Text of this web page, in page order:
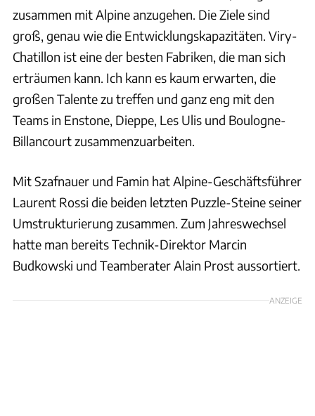
zusammen mit Alpine anzugehen. Die Ziele sind
groß, genau wie die Entwicklungskapazitäten. Viry-
Chatillon ist eine der besten Fabriken, die man sich
erträumen kann. Ich kann es kaum erwarten, die
großen Talente zu treffen und ganz eng mit den
Teams in Enstone, Dieppe, Les Ulis und Boulogne-
Billancourt zusammenzuarbeiten.
Mit Szafnauer und Famin hat Alpine-Geschäftsführer
Laurent Rossi die beiden letzten Puzzle-Steine seiner
Umstrukturierung zusammen. Zum Jahreswechsel
hatte man bereits Technik-Direktor Marcin
Budkowski und Teamberater Alain Prost aussortiert.
ANZEIGE